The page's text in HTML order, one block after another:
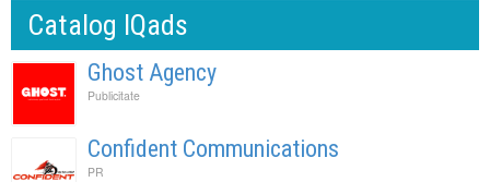
Catalog IQads
Ghost Agency
Publicitate
Confident Communications
PR